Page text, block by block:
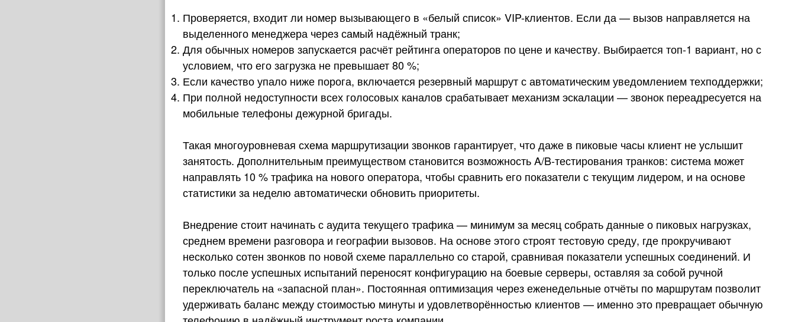
Проверяется, входит ли номер вызывающего в «белый список» VIP-клиентов. Если да — вызов направляется на
выделенного менеджера через самый надёжный транк;
Для обычных номеров запускается расчёт рейтинга операторов по цене и качеству. Выбирается топ-1 вариант, но с
условием, что его загрузка не превышает 80 %;
Если качество упало ниже порога, включается резервный маршрут с автоматическим уведомлением техподдержки;
При полной недоступности всех голосовых каналов срабатывает механизм эскалации — звонок переадресуется на
мобильные телефоны дежурной бригады.
Такая многоуровневая схема маршрутизации звонков гарантирует, что даже в пиковые часы клиент не услышит
занятость. Дополнительным преимуществом становится возможность A/B-тестирования транков: система может
направлять 10 % трафика на нового оператора, чтобы сравнить его показатели с текущим лидером, и на основе
статистики за неделю автоматически обновить приоритеты.
Внедрение стоит начинать с аудита текущего трафика — минимум за месяц собрать данные о пиковых нагрузках,
среднем времени разговора и географии вызовов. На основе этого строят тестовую среду, где прокручивают
несколько сотен звонков по новой схеме параллельно со старой, сравнивая показатели успешных соединений. И
только после успешных испытаний переносят конфигурацию на боевые серверы, оставляя за собой ручной
переключатель на «запасной план». Постоянная оптимизация через еженедельные отчёты по маршрутам позволит
удерживать баланс между стоимостью минуты и удовлетворённостью клиентов — именно это превращает обычную